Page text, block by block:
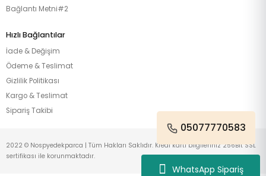
WhatsApp Sipariş
Bağlantı Metni#2
Hızlı Bağlantılar
İade & Değişim
Ödeme & Teslimat
Gizlilik Politikası
Kargo & Teslimat
Sipariş Takibi
05077770583
2022 © Nospyedekparca | Tüm Hakları Saklıdır. Kredi kartı bilgileriniz 256Bit SSL
sertifikası ile korunmaktadır.